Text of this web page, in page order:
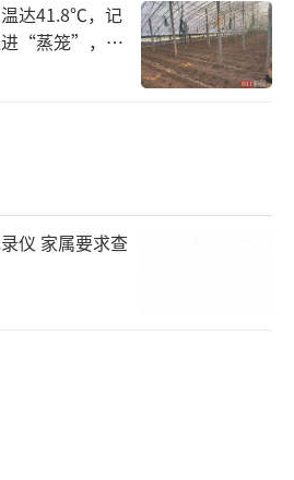
达41.8℃，记
进“蒸笼”，有
干活
仪 家属要求查